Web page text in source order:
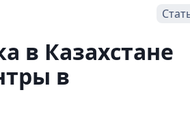
в Казахстане
в